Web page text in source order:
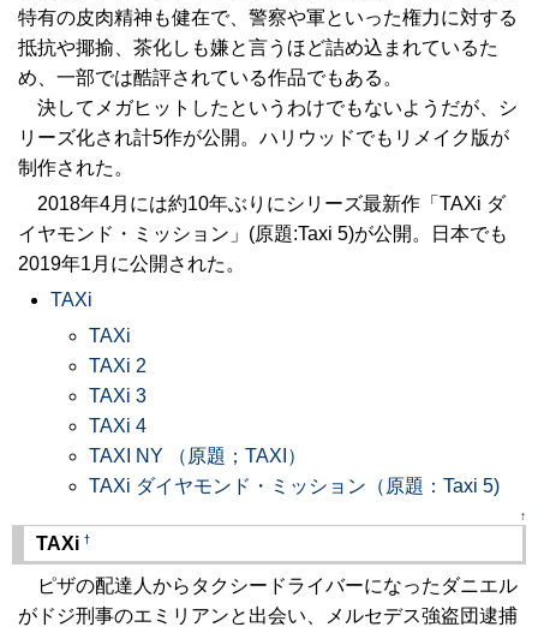
特有の皮肉精神も健在で、警察や軍といった権力に対する
抵抗や揶揄、茶化しも嫌と言うほど詰め込まれているた
め、一部では酷評されている作品でもある。
決してメガヒットしたというわけでもないようだが、シ
リーズ化され計5作が公開。ハリウッドでもリメイク版が
制作された。
2018年4月には約10年ぶりにシリーズ最新作「TAXi ダ
イヤモンド・ミッション」(原題:Taxi 5)が公開。日本でも
2019年1月に公開された。
TAXi
TAXi
TAXi 2
TAXi 3
TAXi 4
TAXI NY （原題；TAXI）
TAXi ダイヤモンド・ミッション（原題：Taxi 5)
↑
TAXi †
ピザの配達人からタクシードライバーになったダニエル
がドジ刑事のエミリアンと出会い、メルセデス強盗団逮捕